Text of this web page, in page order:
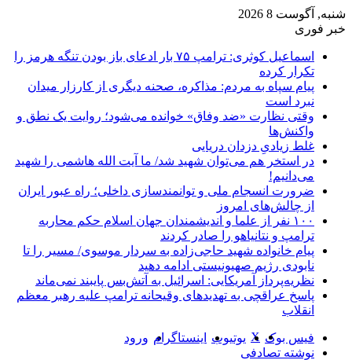
شنبه, آگوست 8 2026
خبر فوری
اسماعیل کوثری: ترامپ ۷۵ بار ادعای باز بودن تنگه هرمز را
تکرار کرده
پیام سپاه به مردم: مذاکره، صحنه دیگری از کارزار میدان
نبرد است
وقتی نظارت «ضد وفاق» خوانده می‌شود؛ روایت یک نطق و
واکنش‌ها
غلط زیادیِ دزدان دریایی
در استخر هم می‌توان شهید شد/ ما آیت الله هاشمی را شهید
می‌دانیم!
ضرورت انسجام ملی و توانمندسازی داخلی؛ راه عبور ایران
از چالش‌های امروز
۱۰۰ نفر از علما و اندیشمندان جهان اسلام حکم محاربه
ترامپ و نتانیاهو را صادر کردند
پیام خانواده شهید حاجی‌زاده به سردار موسوی/ مسیر را تا
نابودی رژیم صهیونیستی ادامه دهید
نظریه‌پرداز آمریکایی: اسرائیل به آتش‌بس پایبند نمی‌ماند
پاسخ عراقچی به تهدیدهای وقیحانه ترامپ علیه رهبر معظم
انقلاب
فیس بوک X یوتیوب اینستاگرام ورود
نوشته تصادفی